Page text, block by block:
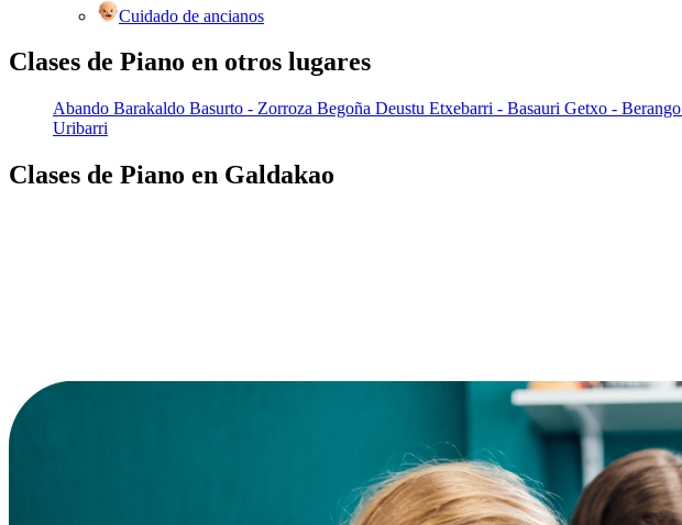
Cuidado de ancianos
Clases de Piano en otros lugares
Abando Barakaldo Basurto - Zorroza Begoña Deustu Etxebarri - Basauri Getxo - Berango
Uribarri
Clases de Piano en Galdakao